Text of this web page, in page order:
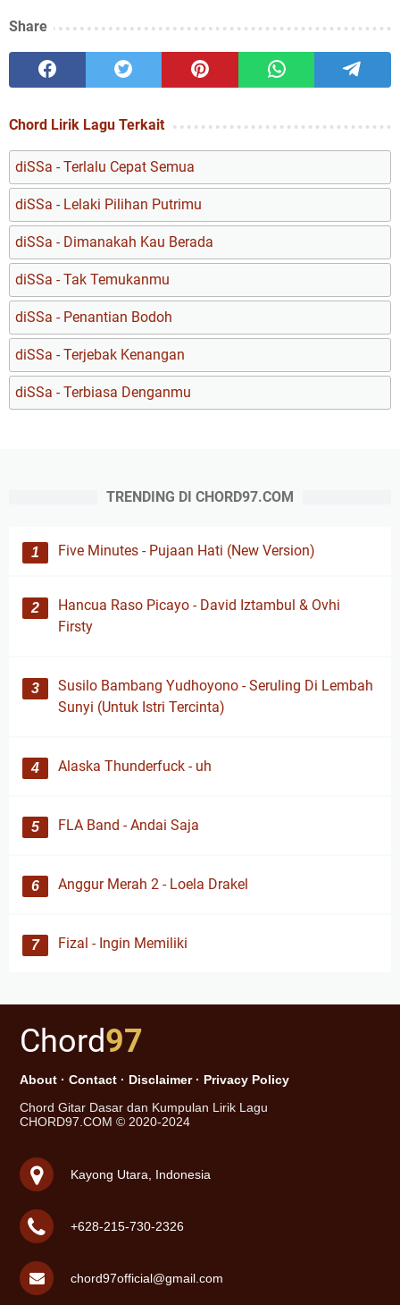
Share
Chord Lirik Lagu Terkait
diSSa - Terlalu Cepat Semua
diSSa - Lelaki Pilihan Putrimu
diSSa - Dimanakah Kau Berada
diSSa - Tak Temukanmu
diSSa - Penantian Bodoh
diSSa - Terjebak Kenangan
diSSa - Terbiasa Denganmu
TRENDING DI CHORD97.COM
Five Minutes - Pujaan Hati (New Version)
Hancua Raso Picayo - David Iztambul & Ovhi
Firsty
Susilo Bambang Yudhoyono - Seruling Di Lembah
Sunyi (Untuk Istri Tercinta)
Alaska Thunderfuck - uh
FLA Band - Andai Saja
Anggur Merah 2 - Loela Drakel
Fizal - Ingin Memiliki
Chord97
About · Contact · Disclaimer· Privacy Policy
Chord Gitar Dasar dan Kumpulan Lirik Lagu
CHORD97.COM © 2020-2024
Kayong Utara, Indonesia
+628-215-730-2326
chord97official@gmail.com